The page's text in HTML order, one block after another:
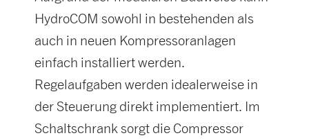
HydroCOM sowohl in bestehenden als
auch in neuen Kompressoranlagen
einfach installiert werden.
Regelaufgaben werden idealerweise in
der Steuerung direkt implementiert. Im
Schaltschrank sorgt die Compressor